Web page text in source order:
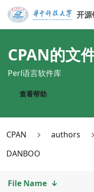
开
CPAN的文
Perl语言软件库
查看帮助
CPAN authors
DANBOO
File Name ↓